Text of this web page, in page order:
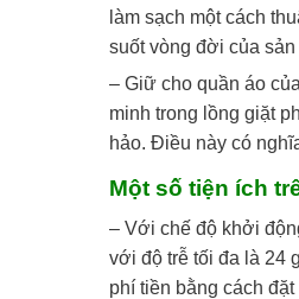
làm sạch một cách
suốt vòng đời của
– Giữ cho quần áo
minh trong lồng giặt
hảo. Điều này có
Một số tiện ích
– Với chế độ khởi
với độ trễ tối đa là 24
phí tiền bằng cách